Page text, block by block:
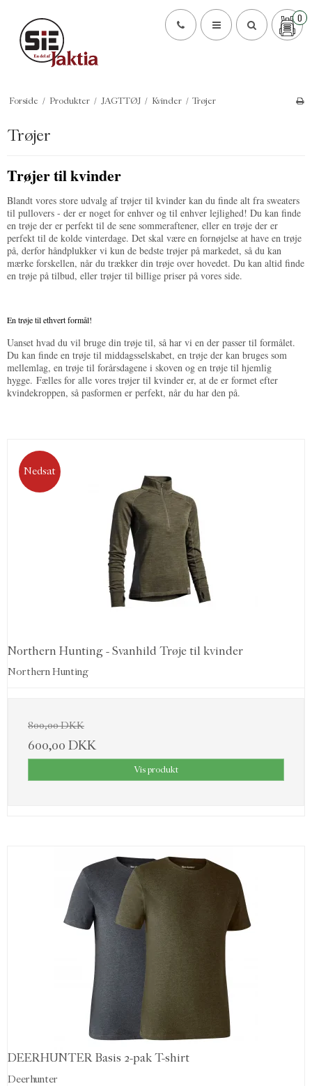
0
Forside / Produkter / JAGTTØJ / Kvinder / Trøjer
Trøjer
Trøjer til kvinder
Blandt vores store udvalg af trøjer til kvinder kan du finde alt fra sweaters
til pullovers - der er noget for enhver og til enhver lejlighed! Du kan finde
en trøje der er perfekt til de sene sommeraftener, eller en trøje der er
perfekt til de kolde vinterdage. Det skal være en fornøjelse at have en trøje
på, derfor håndplukker vi kun de bedste trøjer på markedet, så du kan
mærke forskellen, når du trækker din trøje over hovedet. Du kan altid finde
en trøje på tilbud, eller trøjer til billige priser på vores side.
En trøje til ethvert formål!
Uanset hvad du vil bruge din trøje til, så har vi en der passer til formålet.
Du kan finde en trøje til middagsselskabet, en trøje der kan bruges som
mellemlag, en trøje til forårsdagene i skoven og en trøje til hjemlig
hygge. Fælles for alle vores trøjer til kvinder er, at de er formet efter
kvindekroppen, så pasformen er perfekt, når du har den på.
Nedsat
Northern Hunting - Svanhild Trøje til kvinder
Northern Hunting
800,00 DKK
600,00 DKK
Vis produkt
DEERHUNTER Basis 2-pak T-shirt
Deerhunter